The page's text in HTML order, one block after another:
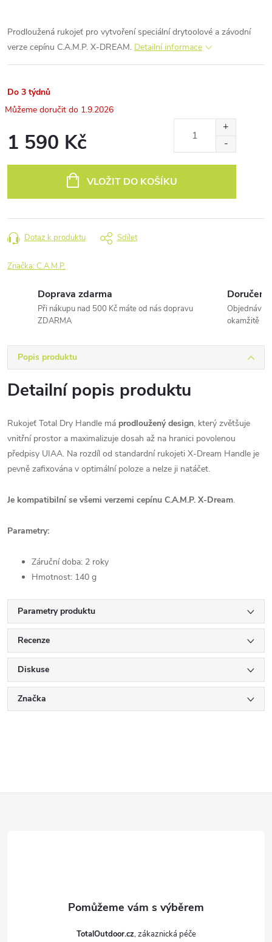
Prodloužená rukojeť pro vytvoření speciální drytoolové a závodní
verze cepínu C.A.M.P. X-DREAM. Detailní informace
Do 3 týdnů
1.9.2026
1 590 Kč
VLOŽIT DO KOŠÍKU
Dotaz k produktu Sdílet
Značka:C.A.M.P.
Doprava zdarma
Při nákupu nad 500 Kč máte od nás dopravu
ZDARMA
Doručení
okamžitě
Popis produktu
Detailní popis produktu
Rukojeť Total Dry Handle má prodloužený design, který zvětšuje
vnitřní prostor a maximalizuje dosah až na hranici povolenou
předpisy UIAA. Na rozdíl od standardní rukojeti X-Dream Handle je
pevně zafixována v optimální poloze a nelze ji natáčet.
Je kompatibilní se všemi verzemi cepínu C.A.M.P. X-Dream.
Parametry:
Záruční doba: 2 roky
Hmotnost: 140 g
Parametry produktu
Recenze
Diskuse
Značka
TotalOutdoor.cz